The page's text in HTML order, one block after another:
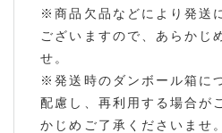
※商品欠品などにより発送
ございますので、あらかじ
せ。
※発送時のダンボール箱に
配慮し、再利用する場合が
かじめご了承くださいませ。